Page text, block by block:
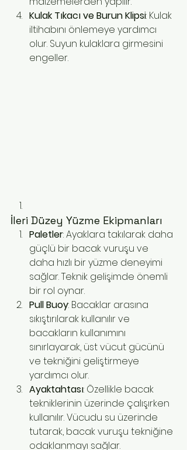
Kulak Tıkacı ve Burun Klipsi: Kulak
iltihabını önlemeye yardımcı
olur. Suyun kulaklara girmesini
engeller.
İleri Düzey Yüzme Ekipmanları
Paletler: Ayaklara takılarak daha
güçlü bir bacak vuruşu ve
daha hızlı bir yüzme deneyimi
sağlar. Teknik gelişimde önemli
bir rol oynar.
Pull Buoy: Bacaklar arasına
sıkıştırılarak kullanılır ve
bacakların kullanımını
sınırlayarak, üst vücut gücünü
ve tekniğini geliştirmeye
yardımcı olur.
Ayaktahtası: Özellikle bacak
tekniklerinin üzerinde çalışırken
kullanılır. Vücudu su üzerinde
tutarak, bacak vuruşu tekniğine
odaklanmayı sağlar.